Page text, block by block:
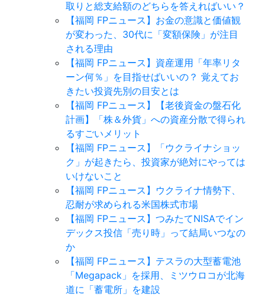
取りと総支給額のどちらを答えればいい？
【福岡 FPニュース】お金の意識と価値観
が変わった、30代に「変額保険」が注目
される理由
【福岡 FPニュース】資産運用「年率リタ
ーン何％」を目指せばいいの？ 覚えてお
きたい投資先別の目安とは
【福岡 FPニュース】【老後資金の盤石化
計画】「株＆外貨」への資産分散で得られ
るすごいメリット
【福岡 FPニュース】「ウクライナショッ
ク」が起きたら、投資家が絶対にやっては
いけないこと
【福岡 FPニュース】ウクライナ情勢下、
忍耐が求められる米国株式市場
【福岡 FPニュース】つみたてNISAでイン
デックス投信「売り時」って結局いつなの
か
【福岡 FPニュース】テスラの大型蓄電池
「Megapack」を採用、ミツウロコが北海
道に「蓄電所」を建設